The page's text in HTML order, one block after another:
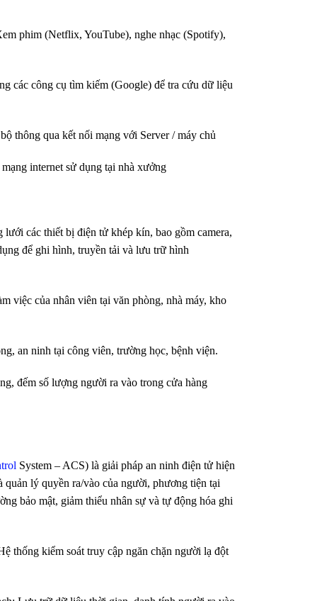
phim (Netflix, YouTube), nghe nhạc (Spotify),
công cụ tìm kiếm (Google) để tra cứu dữ liệu
thông qua kết nối mạng với Server / máy chủ
internet sử dụng tại nhà xưởng
các thiết bị điện tử khép kín, bao gồm camera,
để ghi hình, truyền tải và lưu trữ hình
việc của nhân viên tại văn phòng, nhà máy, kho
an ninh tại công viên, trường học, bệnh viện.
đếm số lượng người ra vào trong cửa hàng
System – ACS) là giải pháp an ninh điện tử hiện
lý quyền ra/vào của người, phương tiện tại
bảo mật, giảm thiểu nhân sự và tự động hóa ghi
thống kiểm soát truy cập ngăn chặn người lạ đột